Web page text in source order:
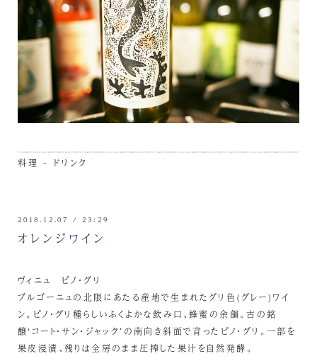
料理 - ドリンク
2018.12.07 / 23:29
オレンジワイン
ヴィニュ ピノ・グリ
ブルゴーニュの北限にあたる産地で生まれたグリ色(グレー)ワイ
ン。ピノ・グリ種らしいふくよかな飲み口、蜂蜜の余韻。古の銘
醸‘コート・サン・ジャック’の南向き斜面で育ったピノ・グリ。一部を
果皮浸漬、残りは全房のまま圧搾した果汁を自然発酵。